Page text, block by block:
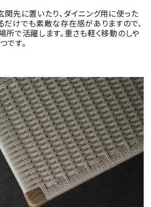
関先に置いたり、ダイニング用に使った
だけでも素敵な存在感がありますので、
所で活躍します。重さも軽く移動のしや
です。